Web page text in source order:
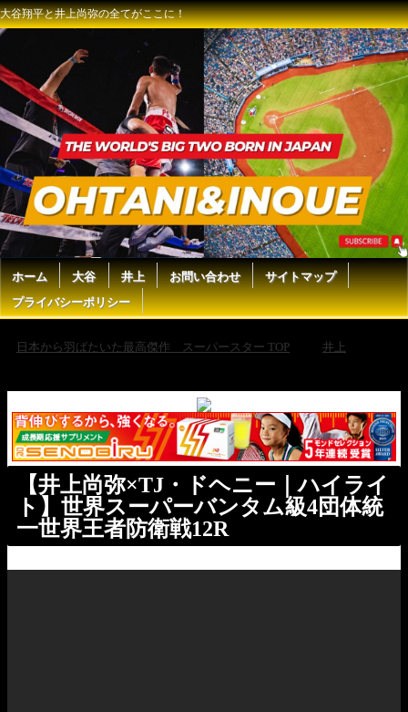
大谷翔平と井上尚弥の全てがここに！
ホーム 大谷 井上 お問い合わせ
サイトマップ
プライバシーポリシー
日本から羽ばたいた最高傑作 スーパースター TOP
井上
【井上尚弥×TJ・ドヘニー｜ハイライ
ト】世界スーパーバンタム級4団体統
一世界王者防衛戦12R